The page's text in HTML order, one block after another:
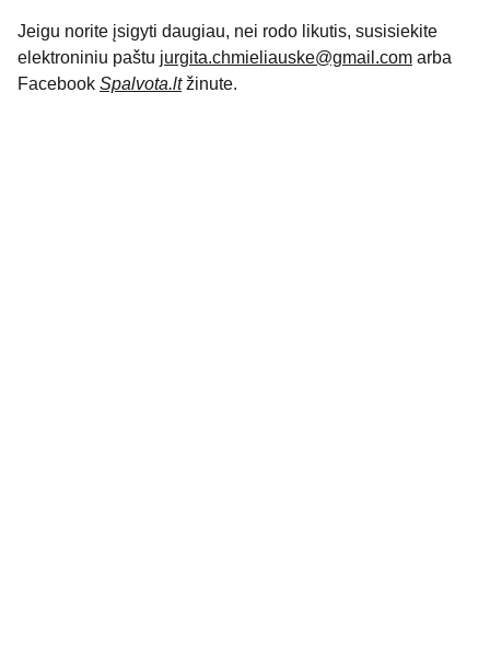
Jeigu norite įsigyti daugiau, nei rodo likutis, susisiekite
elektroniniu paštu jurgita.chmieliauske@gmail.com arba
Facebook Spalvota.lt žinute.